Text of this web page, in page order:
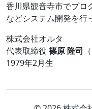
香川県観音寺市でプロ
などシステム開発を行
株式会社オルタ
代表取締役 篠原 隆司
1979年2月生